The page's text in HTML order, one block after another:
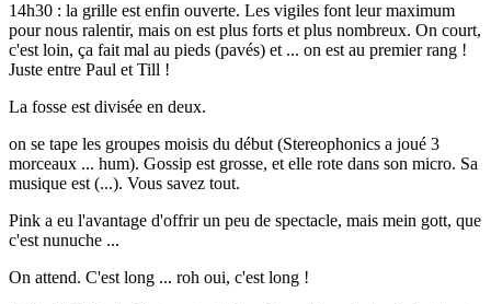
14h30 : la grille est enfin ouverte. Les vigiles font leur maximum
pour nous ralentir, mais on est plus forts et plus nombreux. On court,
c'est loin, ça fait mal au pieds (pavés) et ... on est au premier rang !
Juste entre Paul et Till !
La fosse est divisée en deux.
on se tape les groupes moisis du début (Stereophonics a joué 3
morceaux ... hum). Gossip est grosse, et elle rote dans son micro. Sa
musique est (...). Vous savez tout.
Pink a eu l'avantage d'offrir un peu de spectacle, mais mein gott, que
c'est nunuche ...
On attend. C'est long ... roh oui, c'est long !